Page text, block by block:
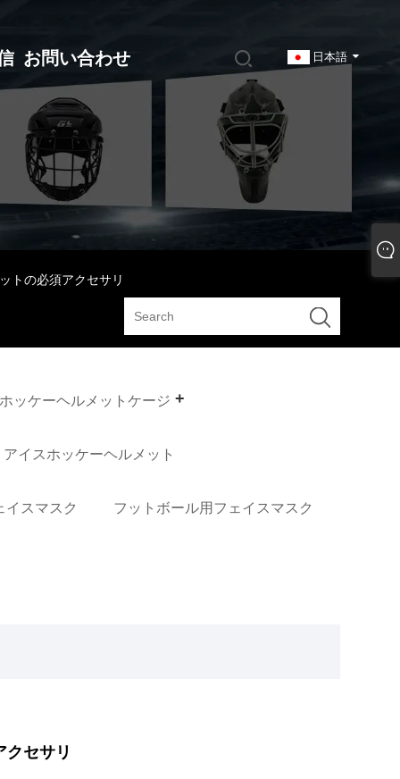
日本語
お問い合わせ
トの必須アクセサリ
ッケーヘルメットケージ
アイスホッケーヘルメット
イスマスク フットボール用フェイスマスク
セサリ